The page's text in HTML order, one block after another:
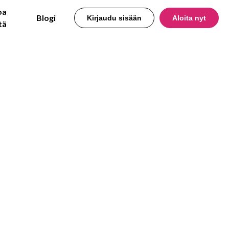
Blogi Kirjaudu sisään Aloita nyt